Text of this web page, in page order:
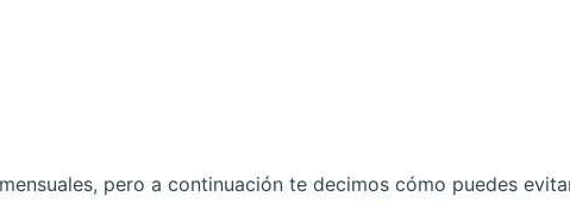
pero a continuación te decimos cómo puedes